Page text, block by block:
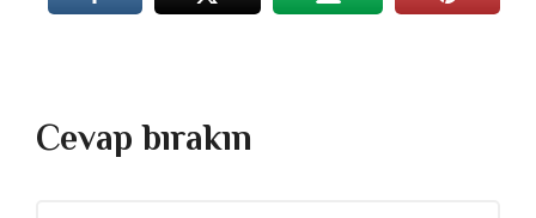
Cevap bırakın